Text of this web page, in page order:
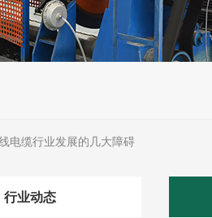
电缆行业发展的几大障碍
行业动态